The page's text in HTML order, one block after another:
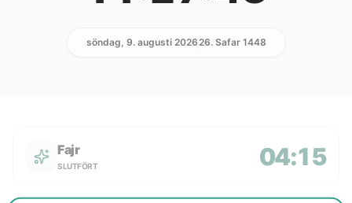
söndag, 9. augusti 202626. Safar 1448
Fajr
SLUTFÖRT 04:15